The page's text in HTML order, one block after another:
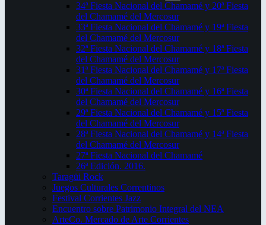
34ª Fiesta Nacional del Chamamé y 20ª Fiesta
del Chamamé del Mercosur
33ª Fiesta Nacional del Chamamé y 19ª Fiesta
del Chamamé del Mercosur
32ª Fiesta Nacional del Chamamé y 18ª Fiesta
del Chamamé del Mercosur
31ª Fiesta Nacional del Chamamé y 17ª Fiesta
del Chamamé del Mercosur
30ª Fiesta Nacional del Chamamé y 16ª Fiesta
del Chamamé del Mercosur
29ª Fiesta Nacional del Chamamé y 15ª Fiesta
del Chamamé del Mercosur
28ª Fiesta Nacional del Chamamé y 14ª Fiesta
del Chamamé del Mercosur
27ª Fiesta Nacional del Chamamé
26ª Edición. 2016.
Taragüi Rock
Juegos Culturales Correntinos
Festival Corrientes Jazz
Encuentro sobre Patrimonio Integral del NEA
ArteCo. Mercado de Arte Corrientes